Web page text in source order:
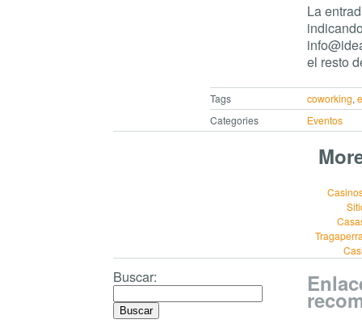
La
el resto
Tags coworking,
Categories
Eventos
Buscar: